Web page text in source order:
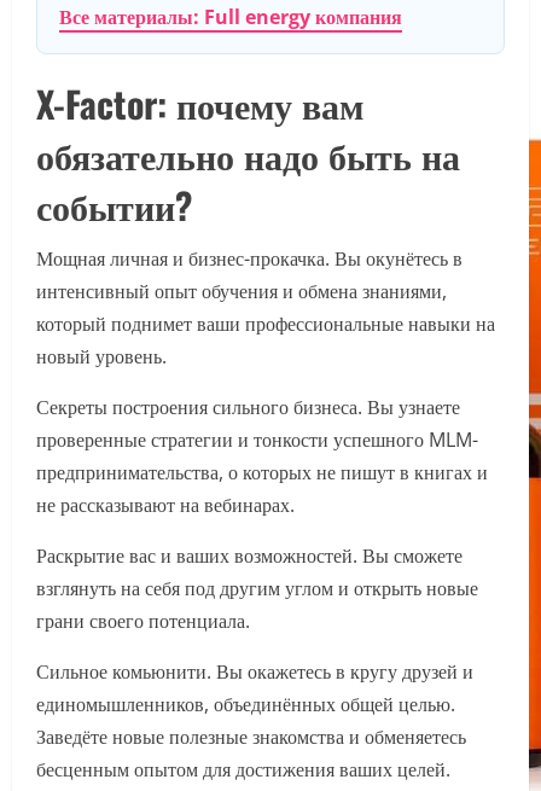
Все материалы: Full energy компания
X-Factor: почему вам
обязательно надо быть на
событии?
Мощная личная и бизнес-прокачка. Вы окунётесь в
интенсивный опыт обучения и обмена знаниями,
который поднимет ваши профессиональные навыки на
новый уровень.
Секреты построения сильного бизнеса. Вы узнаете
проверенные стратегии и тонкости успешного MLM-
предпринимательства, о которых не пишут в книгах и
не рассказывают на вебинарах.
Раскрытие вас и ваших возможностей. Вы сможете
взглянуть на себя под другим углом и открыть новые
грани своего потенциала.
Сильное комьюнити. Вы окажетесь в кругу друзей и
единомышленников, объединённых общей целью.
Заведёте новые полезные знакомства и обменяетесь
бесценным опытом для достижения ваших целей.